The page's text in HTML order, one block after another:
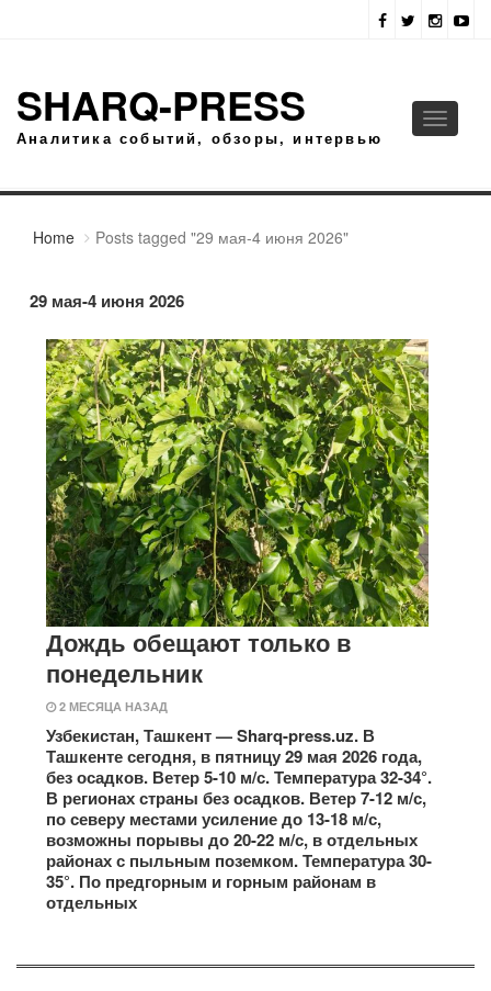
SHARQ-PRESS
Аналитика событий, обзоры, интервью
Toggle
Home Posts tagged "29 мая-4 июня 2026"
29 мая-4 июня 2026
Дождь обещают только в
понедельник
2 МЕСЯЦА НАЗАД
Узбекистан, Ташкент — Sharq-press.uz. В
Ташкенте сегодня, в пятницу 29 мая 2026 года,
без осадков. Ветер 5-10 м/с. Температура 32-34°.
В регионах страны без осадков. Ветер 7-12 м/с,
по северу местами усиление до 13-18 м/с,
возможны порывы до 20-22 м/с, в отдельных
районах с пыльным поземком. Температура 30-
35°. По предгорным и горным районам в
отдельных